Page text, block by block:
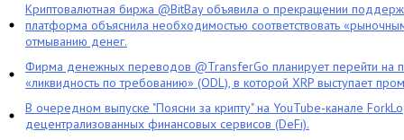
Криптовалютная биржа @BitBay объявила о прекращении
платформа объяснила необходимостью соответствовать
отмыванию денег.
Фирма денежных переводов @TransferGo планирует перейти на
«ликвидность по требованию» (ODL), в которой XRP выступает
В очередном выпуске "Поясни за крипту" на YouTube-канале
децентрализованных финансовых сервисов (DeFi).